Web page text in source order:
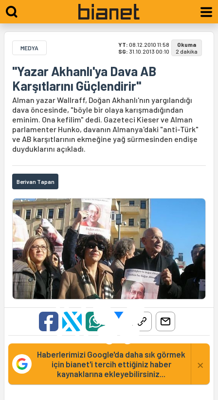
MEDYA YT: 08.12.2010 11:58
SG: 31.10.2013 00:10
Okuma
2 dakika
"Yazar Akhanlı'ya Dava AB
Karşıtlarını Güçlendirir"
Alman yazar Wallraff, Doğan Akhanlı'nın yargılandığı
dava öncesinde, "böyle bir olaya karışmadığından
eminim. Ona kefilim" dedi. Gazeteci Kieser ve Alman
parlamenter Hunko, davanın Almanya'daki "anti-Türk"
ve AB karşıtlarının ekmeğine yağ sürmesinden endişe
duyduklarını açıkladı.
Berivan Tapan
Haberlerimizi Google'da daha sık görmek
için bianet'i tercih ettiğiniz haber
kaynaklarına ekleyebilirsiniz...
×